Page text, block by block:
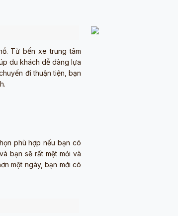
Từ bến xe trung tâm
du khách dễ dàng lựa
đi thuận tiện, bạn
phù hợp nếu bạn có
bạn sẽ rất mệt mỏi và
một ngày, bạn mới có